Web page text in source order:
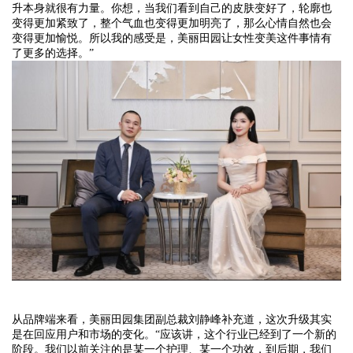
升本身就很有力量。你想，当我们看到自己的皮肤变好了，轮廓也
变得更加紧致了，整个气血也变得更加明亮了，那么心情自然也会
变得更加愉悦。所以我的感受是，美丽田园让女性变美这件事情有
了更多的选择。”
从品牌端来看， 美丽田园集团副总裁刘静峰补充道，这次升级其实
是在回应用户和市场的变化。 “应该讲，这个行业已经到了一个新的
阶段。我们以前关注的是某一个护理、某一个功效，到后期，我们